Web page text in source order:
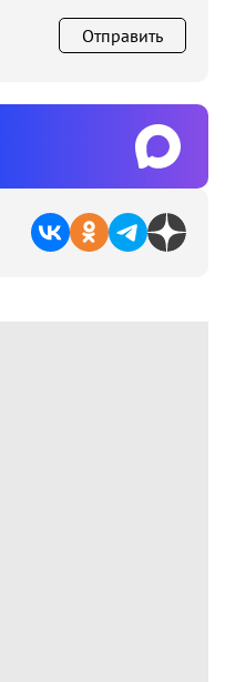
Отправить